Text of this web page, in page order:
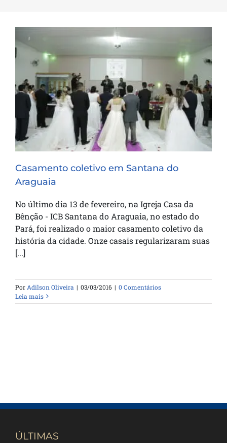
Casamento coletivo em Santana do
Araguaia
Casamento coletivo em Santana do
Araguaia
No último dia 13 de fevereiro, na Igreja Casa da
Bênção - ICB Santana do Araguaia, no estado do
Pará, foi realizado o maior casamento coletivo da
história da cidade. Onze casais regularizaram suas
[...]
PorAdilson Oliveira | 03/03/2016 | 0 Comentários
Leia mais
ÚLTIMAS